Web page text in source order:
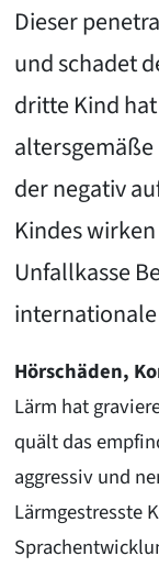
Dieser
und schadet
dritte Kind
der negativ
Kindes
Unfallkasse
internationale
Hörschäden,
Lärm hat
quält das
aggressiv und
Lärmgestresste